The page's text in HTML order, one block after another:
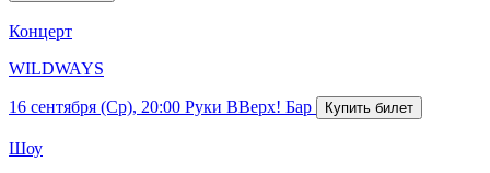
Концерт
WILDWAYS
16 сентября (Ср), 20:00 Руки ВВерх! Бар
Шоу